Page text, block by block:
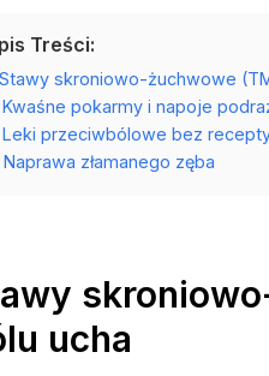
Treści:
Stawy skroniowo-żuchwowe
Kwaśne pokarmy i napoje
Leki przeciwbólowe bez
Naprawa złamanego zęba
ucha